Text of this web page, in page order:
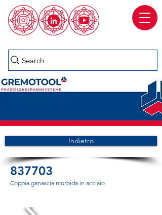
Search
Indietro
837703
Coppia ganascia morbida in acciaio